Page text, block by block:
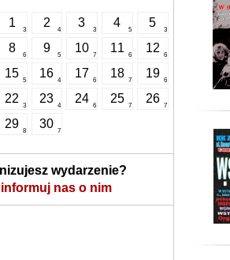
1
3
2
4
3
3
4
5
5
3
8
6
9
5
10
7
11
6
12
6
15
5
16
4
17
6
18
7
19
6
22
3
23
4
24
6
25
7
26
7
29
8
30
7
wydarzenie?
nas o nim